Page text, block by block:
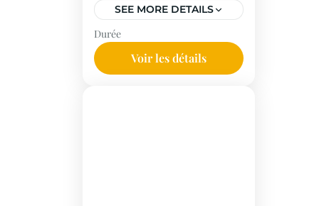
SEE MORE DETAILS
De la Camargue à Sète,
découvrez des villes
médiévales, des paysages
Durée
Voir les détails